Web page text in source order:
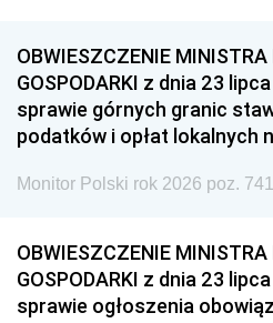
OBWIESZCZENIE MINISTRA
GOSPODARKI z dnia 23
sprawie górnych granic
podatków i opłat lokalnych
Monitor Polski rok 2026 poz. 741
OBWIESZCZENIE MINISTRA
GOSPODARKI z dnia 23
sprawie ogłoszenia